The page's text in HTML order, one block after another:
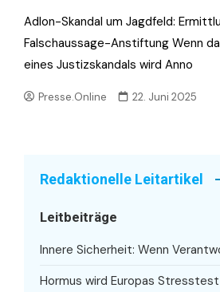
Adlon-Skandal um Jagdfeld:
Falschaussage-Anstiftung Wenn
eines Justizskandals wird Anno
Presse.Online 22. Juni 2025
Redaktionelle Leitartikel
Leitbeiträge
Innere Sicherheit: Wenn
Hormus wird Europas Stresstest